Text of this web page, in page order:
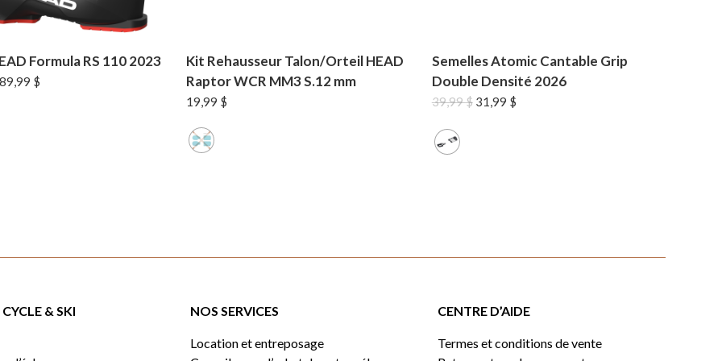
Formula RS 110 2023
$Le
Kit Rehausseur Talon/Orteil HEAD
Raptor WCR MM3 S.12 mm
19,99 $
Semelles Atomic Cantable Grip
Double Densité 2026
39,99$ Le
31,99 $Le
& SKI NOS SERVICES
Location et entreposage
CENTRE D’AIDE
Termes et conditions de vente